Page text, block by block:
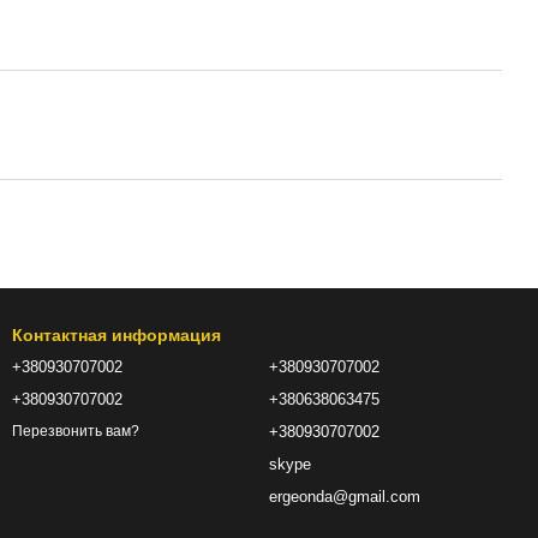
Контактная информация
+380930707002
+380930707002
Перезвонить вам?
+380930707002
+380638063475
+380930707002
skype
ergeonda@gmail.com